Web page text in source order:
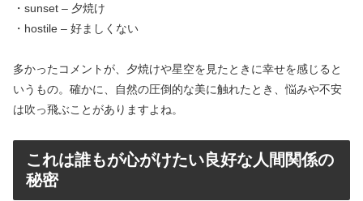
・sunset – 夕焼け
・hostile – 好ましくない
多かったコメントが、夕焼けや星空を見たときに幸せを感じると
いうもの。確かに、自然の圧倒的な美に触れたとき、悩みや不安
は吹っ飛ぶことがありますよね。
これは誰もが心がけたい良好な人間関係の
秘密